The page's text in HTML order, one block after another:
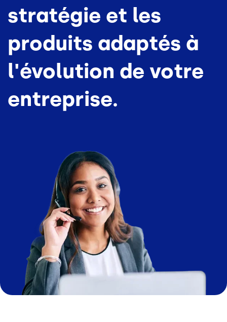
stratégie et les
produits adaptés à
l'évolution de votre
entreprise.